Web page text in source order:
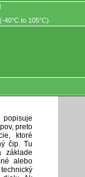
40°C to 105°C)
preto
ktoré
čip. Tu
základe
alebo